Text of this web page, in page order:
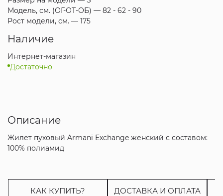
Модель, см. (ОГ-ОТ-ОБ) — 82 - 62 - 90
Рост модели, см. — 175
Наличие
Интернет-магазин
Достаточно
Описание
Жилет пуховый Armani Exchange женский с составом:
100% полиамид
КАК КУПИТЬ? ДОСТАВКА И ОПЛАТА